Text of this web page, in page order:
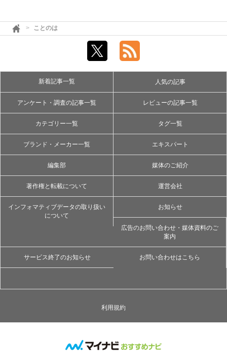
ことのは
新着記事一覧 人気の記事
アンケート・調査の記事一覧 レビューの記事一覧
カテゴリー一覧 タグ一覧
ブランド・メーカー一覧 エキスパート
編集部 媒体のご紹介
著作権と転載について 運営会社
インフォマティブデータの取り扱い
について
お知らせ
広告のお問い合わせ・媒体資料のご
案内
サービス終了のお知らせ お問い合わせはこちら
利用規約